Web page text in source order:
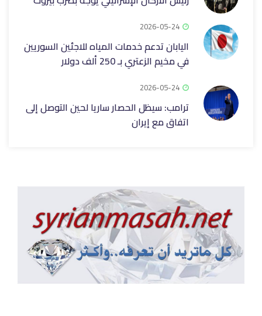
2026-05-24
اليابان تدعم خدمات المياه للاجئين السوريين
في مخيم الزعتري بـ 250 ألف ‏دولار
2026-05-24
ترامب: سيظل الحصار ساريا لحين التوصل إلى
اتفاق مع إيران